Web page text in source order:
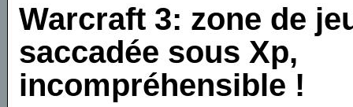
Warcraft 3: zone de
saccadée sous Xp,
incompréhensible !